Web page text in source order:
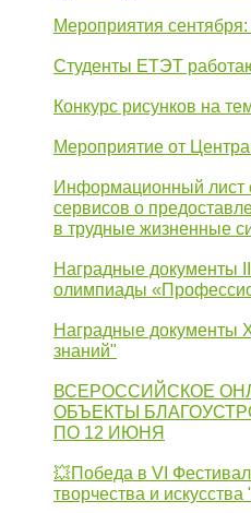
Мероприятия
Студенты ЕТЭТ
Конкурс рисунков на
Мероприятие от
Информационный лист
сервисов о
в трудные жизненные
Наградные документы
олимпиады
Наградные документы
знаний"
ВСЕРОССИЙСКОЕ
ОБЪЕКТЫ
ПО 12 ИЮНЯ
💥Победа в VI
творчества и